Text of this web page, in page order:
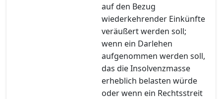
auf den Bezug
wiederkehrender Einkünfte
veräußert werden soll;
wenn ein Darlehen
aufgenommen werden soll,
das die Insolvenzmasse
erheblich belasten würde
oder wenn ein Rechtsstreit